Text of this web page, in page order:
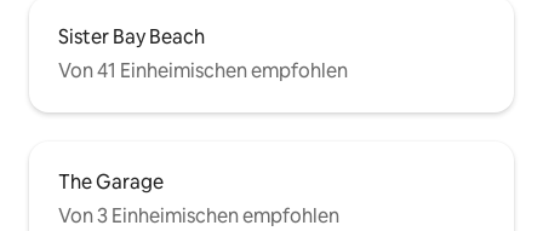
Sister Bay Beach
Von 41 Einheimischen empfohlen
The Garage
Von 3 Einheimischen empfohlen